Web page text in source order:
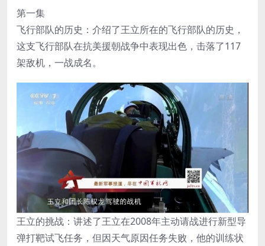
第一集
飞行部队的历史：介绍了王立所在的飞行部队的历史，
这支飞行部队在抗美援朝战争中表现出色，击落了117
架敌机，一战成名。
王立的挑战：讲述了王立在2008年主动请战进行新型导
弹打靶试飞任务，但因天气原因任务失败，他的训练状